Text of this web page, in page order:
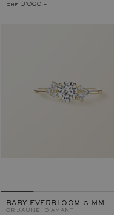
chf 3'060.–
BABY EVERBLOOM 6 MM
OR JAUNE, DIAMANT